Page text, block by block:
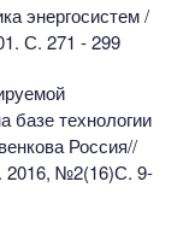
энергосистем /
С. 271 - 299
базе технологии
Россия//
2016, №2(16)С. 9-